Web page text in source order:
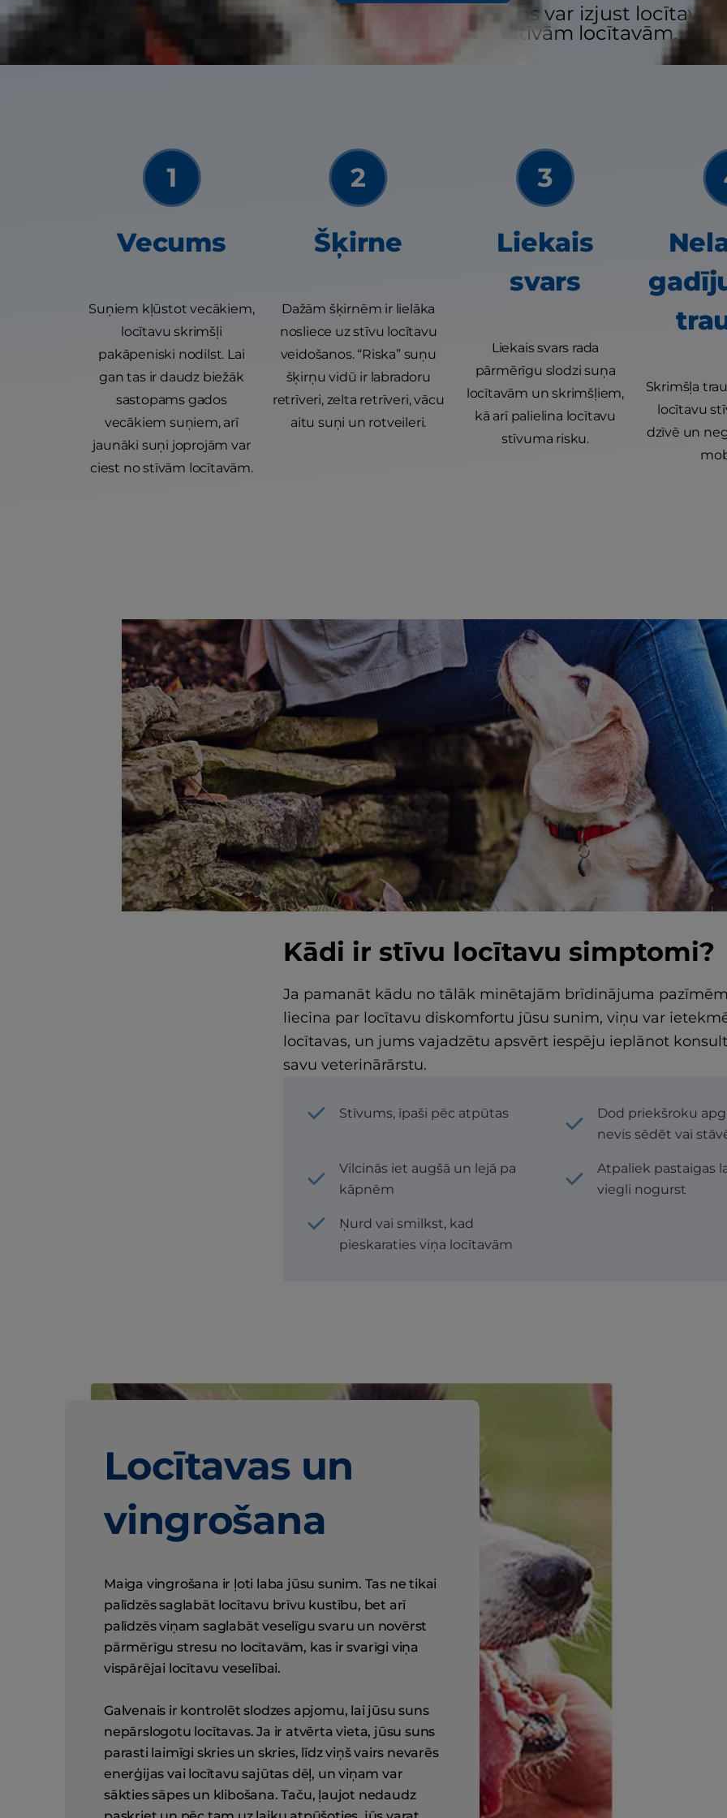
Ir daudz iemeslu, kāpēc jūsu suns var izjust locītavu
saistīts ar stīvām locītavām.
Vecums
Suņiem kļūstot vecākiem,
locītavu skrimšļi
pakāpeniski nodilst. Lai
gan tas ir daudz biežāk
sastopams gados
vecākiem suņiem, arī
jaunāki suņi joprojām var
ciest no stīvām locītavām.
Šķirne
Dažām šķirnēm ir lielāka
nosliece uz stīvu locītavu
veidošanos. “Riska” suņu
šķirņu vidū ir labradoru
retrīveri, zelta retrīveri, vācu
aitu suņi un rotveileri.
Liekais
svars
Liekais svars rada
pārmērīgu slodzi suņa
locītavām un skrimšļiem,
kā arī palielina locītavu
stīvuma risku.
Skrimšļa
locītavu
dzīvē un
Kādi ir stīvu locītavu simptomi?
Ja pamanāt kādu no tālāk minētajām brīdinājuma
liecina par locītavu diskomfortu jūsu sunim, viņu var
locītavas, un jums vajadzētu apsvērt iespēju ieplānot
savu veterinārārstu.
Stīvums, īpaši pēc atpūtas
Dod priekšroku
nevis sēdēt vai
Vilcinās iet augšā un lejā pa
kāpnēm
Atpaliek pastaigas
viegli nogurst
Ņurd vai smilkst, kad
pieskaraties viņa locītavām
Locītavas un
vingrošana
Maiga vingrošana ir ļoti laba jūsu sunim. Tas ne tikai
palīdzēs saglabāt locītavu brīvu kustību, bet arī
palīdzēs viņam saglabāt veselīgu svaru un novērst
pārmērīgu stresu no locītavām, kas ir svarīgi viņa
vispārējai locītavu veselībai.
Galvenais ir kontrolēt slodzes apjomu, lai jūsu suns
nepārslogotu locītavas. Ja ir atvērta vieta, jūsu suns
parasti laimīgi skries un skries, līdz viņš vairs nevarēs
enerģijas vai locītavu sajūtas dēļ, un viņam var
sākties sāpes un klibošana. Taču, ļaujot nedaudz